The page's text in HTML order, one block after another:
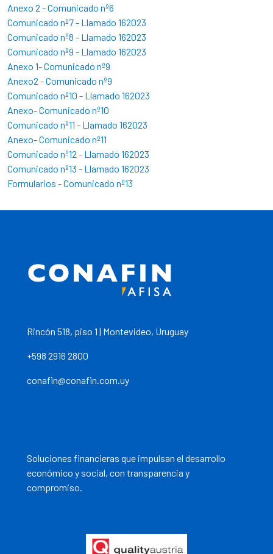
Anexo 2 - Comunicado nº6
Comunicado nº7 - Llamado 162023
Comunicado nº8 - Llamado 162023
Comunicado nº9 - Llamado 162023
Anexo 1- Comunicado nº9
Anexo2 - Comunicado nº9
Comunicado nº10 - Llamado 162023
Anexo- Comunicado nº10
Comunicado nº11 - Llamado 162023
Anexo- Comunicado nº11
Comunicado nº12 - Llamado 162023
Comunicado nº13 - Llamado 162023
Formularios - Comunicado nº13
Rincón 518, piso 1 | Montevideo, Uruguay
+598 2916 2800
conafin@conafin.com.uy
Soluciones financieras que impulsan el desarrollo
económico y social, con transparencia y
compromiso.